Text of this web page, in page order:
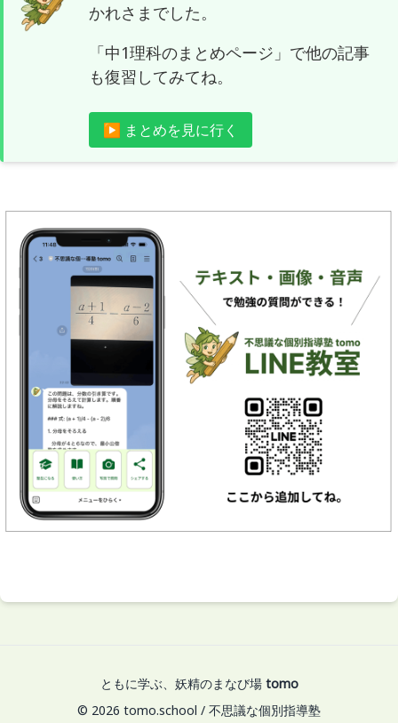
かれさまでした。
「中1理科のまとめページ」で他の記事
も復習してみてね。
▶ まとめを見に行く
ともに学ぶ、妖精のまなび場 tomo
© 2026 tomo.school / 不思議な個別指導塾